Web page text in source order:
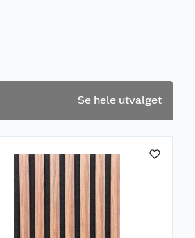
Se hele utvalget